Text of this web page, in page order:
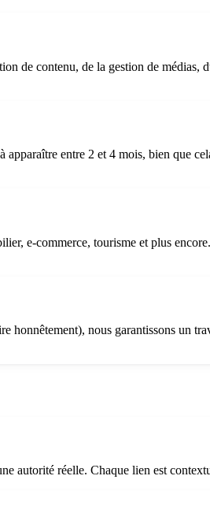
de contenu, de la gestion de médias,
entre 2 et 4 mois, bien que
e-commerce, tourisme et plus
nous garantissons un
autorité réelle. Chaque lien est